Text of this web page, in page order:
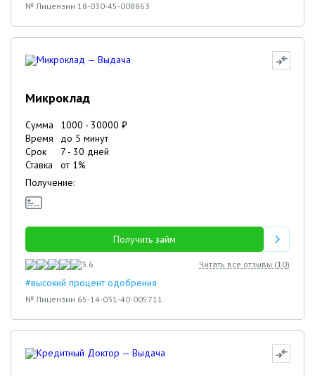
№ Лицензии 18-030-45-008863
Микроклад
Сумма 1000 - 30000 ₽
Время
до 5 минут
Срок
7 - 30 дней
Ставка
от 1%
Получение:
Получить займ
3.6 Читать все отзывы (10)
#высокий процент одобрения
№ Лицензии 65-14-031-40-005711